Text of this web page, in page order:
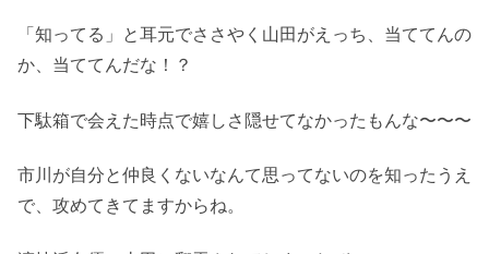
「知ってる」と耳元でささやく山田がえっち、当ててんの
か、当ててんだな！？
下駄箱で会えた時点で嬉しさ隠せてなかったもんな〜〜〜
市川が自分と仲良くないなんて思ってないのを知ったうえ
で、攻めてきてますからね。